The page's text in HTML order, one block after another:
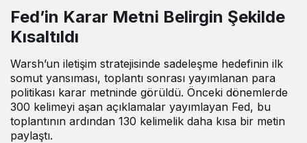
Fed’in Karar Metni Belirgin Şekilde
Kısaltıldı
Warsh’un iletişim stratejisinde sadeleşme hedefinin ilk
somut yansıması, toplantı sonrası yayımlanan para
politikası karar metninde görüldü. Önceki dönemlerde
300 kelimeyi aşan açıklamalar yayımlayan Fed, bu
toplantının ardından 130 kelimelik daha kısa bir metin
paylaştı.